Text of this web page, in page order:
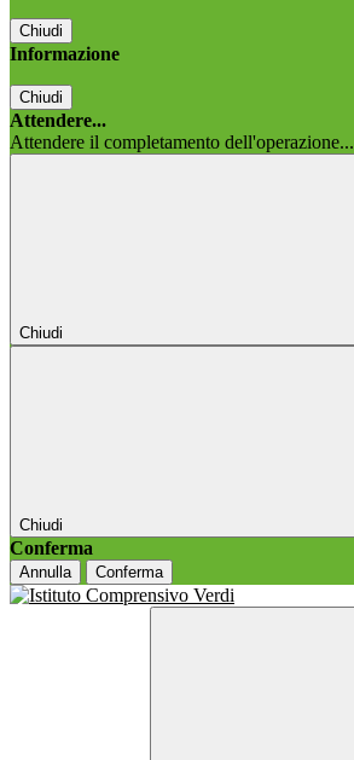
Chiudi
Informazione
Chiudi
Attendere...
Attendere il completamento dell'operazione...
Chiudi
Chiudi
Conferma
Annulla Conferma